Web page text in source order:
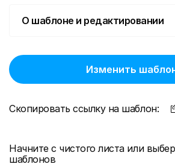
О шаблоне и редактировании
Изменить
Скопировать ссылку на шаблон:
Начните с чистого листа или
шаблонов